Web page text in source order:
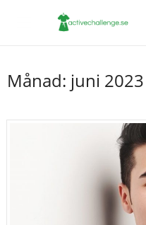
Månad: juni 2023